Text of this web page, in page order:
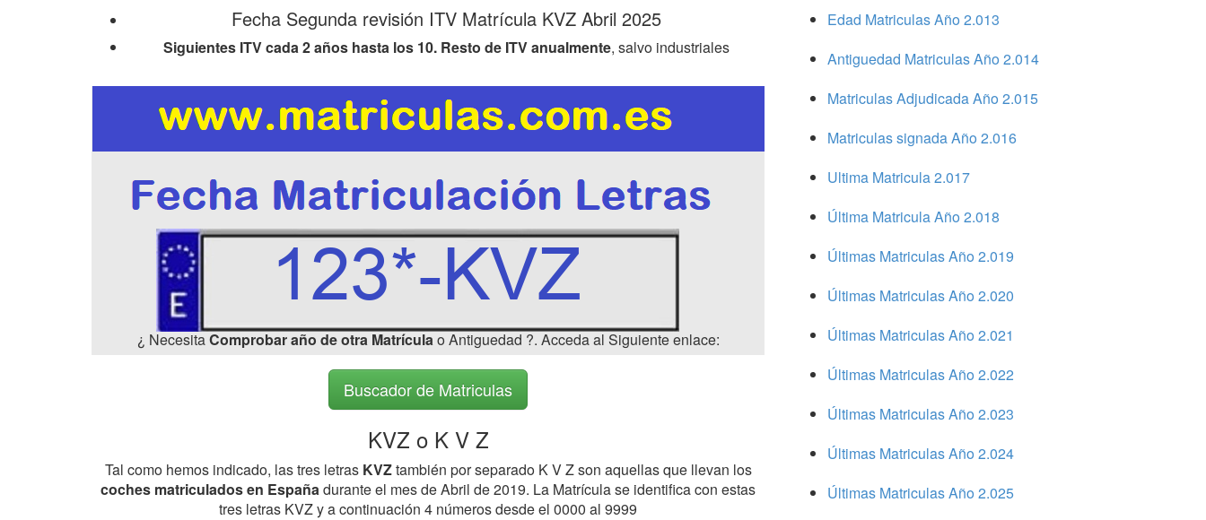
Fecha Segunda revisión ITV Matrícula KVZ Abril 2025
Siguientes ITV cada 2 años hasta los 10. Resto de ITV anualmente, salvo industriales
¿ NecesitaComprobar año de otra Matrículao Antiguedad ?. Acceda al Siguiente enlace:
Buscador de Matriculas
KVZ o K V Z
Tal como hemos indicado, las tres letras KVZtambién por separado K V Z son aquellas que llevan los
coches matriculados en Españadurante el mes de Abril de 2019. La Matrícula se identifica con estas
tres letras KVZ y a continuación 4 números desde el 0000 al 9999
Edad Matriculas Año 2.013
Antiguedad Matriculas Año 2.014
Matriculas Adjudicada Año 2.015
Matriculas signada Año 2.016
Ultima Matricula 2.017
Última Matricula Año 2.018
Últimas Matriculas Año 2.019
Últimas Matriculas Año 2.020
Últimas Matriculas Año 2.021
Últimas Matriculas Año 2.022
Últimas Matriculas Año 2.023
Últimas Matriculas Año 2.024
Últimas Matriculas Año 2.025